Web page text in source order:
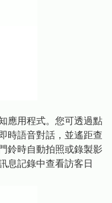
應用程式。您可透過點
時語音對話，並遙距查
鈴時自動拍照或錄製影
息記錄中查看訪客日